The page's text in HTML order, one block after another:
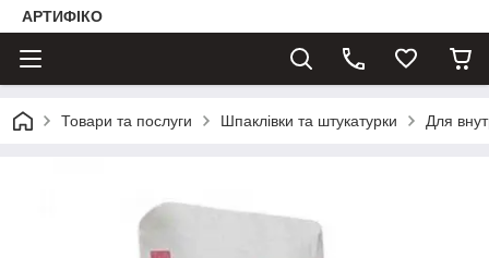
АРТИФІКО
Товари та послуги Шпаклівки та штукатурки Для